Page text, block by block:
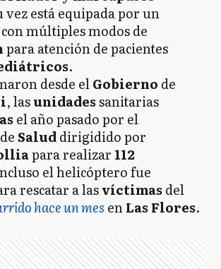
vez está equipada por un
con múltiples modos de
para atención de pacientes
.
desde elGobierno de
, lasunidadessanitarias
el año pasado por el
deSaluddirigidido por
para realizar 112
el helicóptero fue
rescatar a lasvíctimas del
hace un mes enLas Flores.